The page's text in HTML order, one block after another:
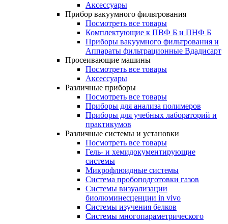
Аксессуары
Прибор вакуумного фильтрования
Посмотреть все товары
Комплектующие к ПВФ Б и ПНФ Б
Приборы вакуумного фильтрования и
Аппараты фильтрационные Вдадисарт
Просеивающие машины
Посмотреть все товары
Аксессуары
Различные приборы
Посмотреть все товары
Приборы для анализа полимеров
Приборы для учебных лабораторий и
практикумов
Различные системы и установки
Посмотреть все товары
Гель- и хемидокументирующие
системы
Микрофлюидные системы
Система пробоподготовки газов
Системы визуализации
биолюминесценции in vivo
Системы изучения белков
Системы многопараметрического